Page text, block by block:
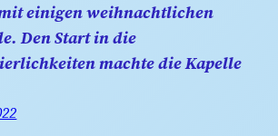
einigen weihnachtlichen
Den Start in die
machte die Kapelle